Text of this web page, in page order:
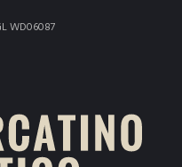
WD06087